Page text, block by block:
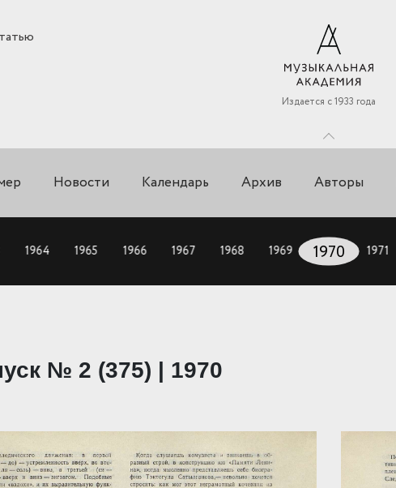
Издается с 1933 года
Новости Календарь Архив Авторы
1964 1965 1966 1967 1968 1969 1970 1971
№ 2 (375) | 1970